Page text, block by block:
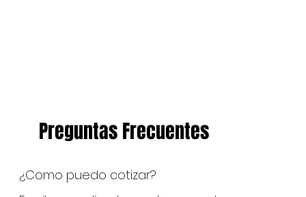
Preguntas Frecuentes
¿Como puedo cotizar?